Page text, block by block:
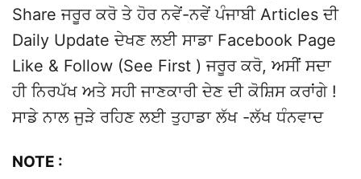
Share ਜਰੂਰ ਕਰੋ ਤੇ ਹੋਰ ਨਵੇਂ-ਨਵੇਂ ਪੰਜਾਬੀ Articles ਦੀ
Daily Update ਦੇਖਣ ਲਈ ਸਾਡਾ Facebook Page
Like & Follow (See First ) ਜਰੂਰ ਕਰੋ, ਅਸੀਂ ਸਦਾ
ਹੀ ਨਿਰਪੱਖ ਅਤੇ ਸਹੀ ਜਾਣਕਾਰੀ ਦੇਣ ਦੀ ਕੋਸ਼ਿਸ ਕਰਾਂਗੇ !
ਸਾਡੇ ਨਾਲ ਜੁੜੇ ਰਹਿਣ ਲਈ ਤੁਹਾਡਾ ਲੱਖ -ਲੱਖ ਧੰਨਵਾਦ
NOTE :